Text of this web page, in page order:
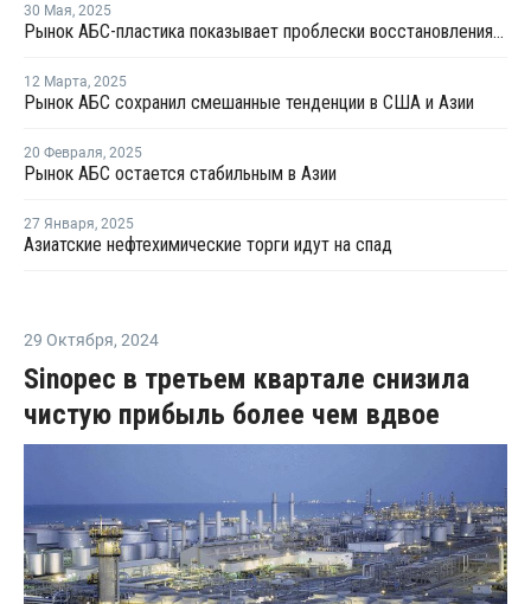
30 Мая, 2025
Рынок АБС-пластика показывает проблески восстановления на фоне избыточного предложения
12 Марта, 2025
Рынок АБС сохранил смешанные тенденции в США и Азии
20 Февраля, 2025
Рынок АБС остается стабильным в Азии
27 Января, 2025
Азиатские нефтехимические торги идут на спад
29 Октября, 2024
Sinopec в третьем квартале снизила
чистую прибыль более чем вдвое